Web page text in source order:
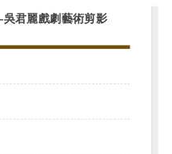
君麗戲劇藝術剪影